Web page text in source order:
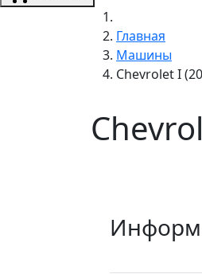
Главная
Машины
Chevrolet I